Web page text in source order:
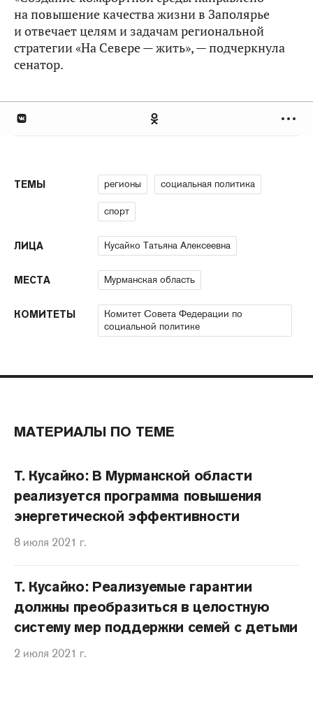
на повышение качества жизни в Заполярье
и отвечает целям и задачам региональной
стратегии «На Севере — жить», — подчеркнула
сенатор.
ТЕМЫ регионы социальная политика
спорт
ЛИЦА Кусайко Татьяна Алексеевна
МЕСТА Мурманская область
КОМИТЕТЫ
Комитет Совета Федерации по
социальной политике
МАТЕРИАЛЫ ПО ТЕМЕ
Т. Кусайко: В Мурманской области
реализуется программа повышения
энергетической эффективности
8 июля 2021 г.
Т. Кусайко: Реализуемые гарантии
должны преобразиться в целостную
систему мер поддержки семей с детьми
2 июля 2021 г.